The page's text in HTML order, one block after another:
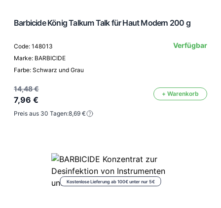
Barbicide König Talkum Talk für Haut Modern 200 g
Code: 148013
Marke: BARBICIDE
Farbe: Schwarz und Grau
Verfügbar
14,48 €
7,96 €
+ Warenkorb
Preis aus 30 Tagen:8,69 €
Kostenlose Lieferung ab 100€ unter nur 5€